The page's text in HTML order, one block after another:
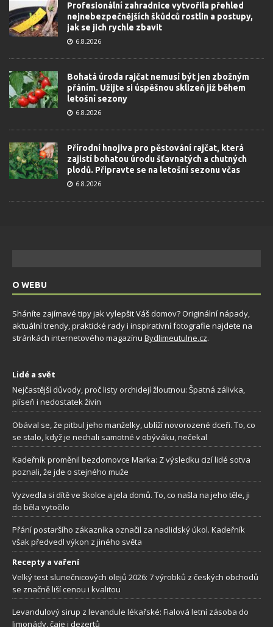
Profesionální zahradnice vytvořila přehled
nejnebezpečnějších škůdců rostlin a postupy,
jak se jich rychle zbavit
6.8.2026
Bohatá úroda rajčat nemusí být jen zbožným
přáním. Užijte si úspěšnou sklizeň již během
letošní sezony
6.8.2026
Přírodní hnojiva pro pěstování rajčat, která
zajistí bohatou úrodu šťavnatých a chutných
plodů. Připravte se na letošní sezonu včas
6.8.2026
O WEBU
Sháníte zajímavé tipy jak vylepšit Váš domov? Originální nápady,
aktuální trendy, praktické rady i inspirativní fotografie najdete na
stránkách internetového magazínu Bydlimeutulne.cz.
Lidé a svět
Nejčastější důvody, proč listy orchidejí žloutnou: Špatná zálivka,
plíseň i nedostatek živin
Obával se, že pitbul jeho manželky, ublíží novorozené dceři. To, co
se stalo, když je nechali samotné v obýváku, nečekal
Kadeřník proměnil bezdomovce Marka: Z výsledku cizí lidé sotva
poznali, že jde o stejného muže
Vyzvedla si dítě ve školce a jela domů. To, co našla na jeho těle, ji
do běla vytočilo
Přání postaršího zákazníka označil za nadlidský úkol. Kadeřník
však předvedl výkon z jiného světa
Recepty a vaření
Velký test slunečnicových olejů 2026: 7 výrobků z českých obchodů
se značně liší cenou i kvalitou
Levandulový sirup z levandule lékařské: Fialová letní zásoba do
limonády, čaje i dezertů